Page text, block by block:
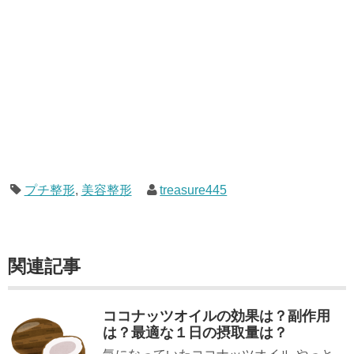
プチ整形, 美容整形 treasure445
関連記事
ココナッツオイルの効果は？副作用
は？最適な１日の摂取量は？